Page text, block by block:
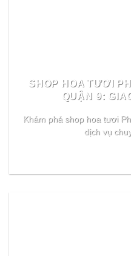
SHOP HOA TƯƠI
QUẬN 9:
Khám phá shop hoa tươi
dịch vụ